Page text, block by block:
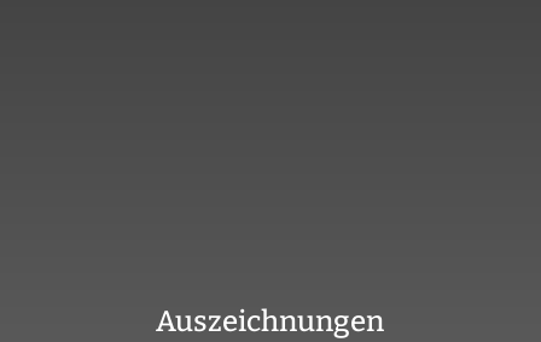
Auszeichnungen